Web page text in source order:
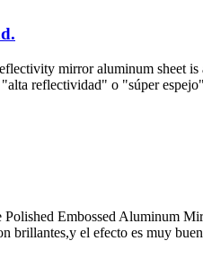
mirror aluminum sheet is
reflectividad" o "súper
Embossed Aluminum
brillantes,y el efecto es muy